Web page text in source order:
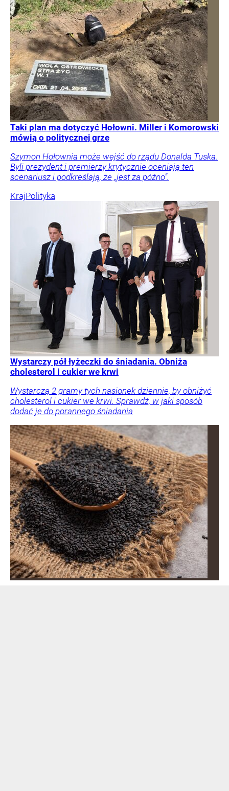
Taki plan ma dotyczyć Hołowni. Miller i Komorowski
mówią o politycznej grze
Szymon Hołownia może wejść do rządu Donalda Tuska.
Byli prezydent i premierzy krytycznie oceniają ten
scenariusz i podkreślają, że „jest za późno”.
KrajPolityka
Wystarczy pół łyżeczki do śniadania. Obniża
cholesterol i cukier we krwi
Wystarczą 2 gramy tych nasionek dziennie, by obniżyć
cholesterol i cukier we krwi. Sprawdź, w jaki sposób
dodać je do porannego śniadania